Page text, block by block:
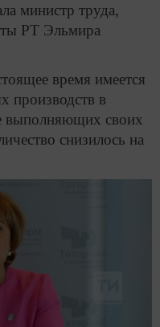
министр труда,
РТ Эльмира
время имеется
производств в
выполняющих своих
снизилось на